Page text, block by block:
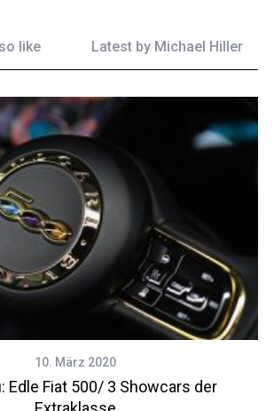
like Latest by Michael Hiller
10. März 2020
Edle Fiat 500/ 3 Showcars der